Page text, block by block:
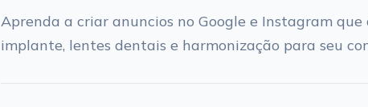
Aprenda a criar anuncios no Google e Instagram
implante, lentes dentais e harmonização para seu